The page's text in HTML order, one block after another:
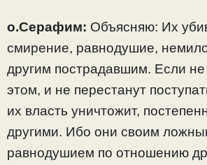
о.Серафим: Объясняю: Их
смирение, равнодушие,
другим пострадавшим. Если не
этом, и не перестанут
их власть уничтожит,
другими. Ибо они своим
равнодушием по отношению